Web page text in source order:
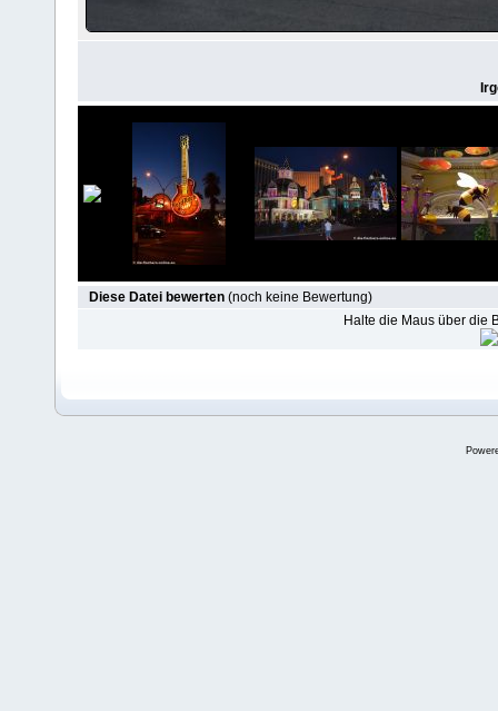
Diese Datei bewerten (noch keine Bewertung)
Halte die Maus über die